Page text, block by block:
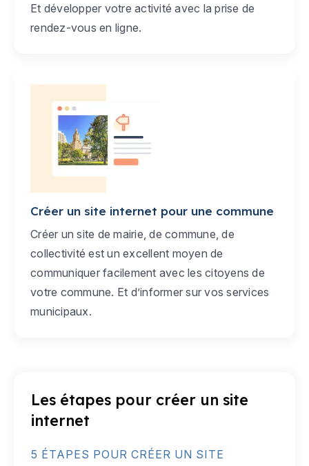
Et développer votre activité avec la prise de
rendez-vous en ligne.
Créer un site internet pour une commune
Créer un site de mairie, de commune, de
collectivité est un excellent moyen de
communiquer facilement avec les citoyens de
votre commune. Et d’informer sur vos services
municipaux.
Les étapes pour créer un site
internet
5 ÉTAPES POUR CRÉER UN SITE